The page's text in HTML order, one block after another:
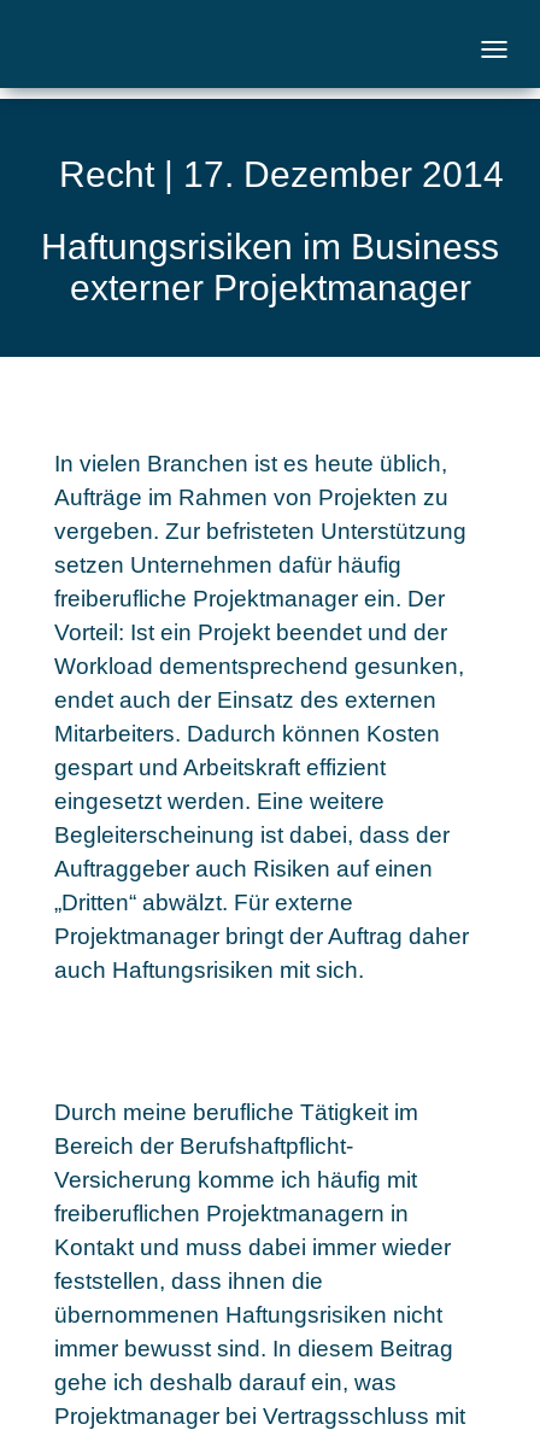
Recht | 17. Dezember 2014
Haftungsrisiken im Business
externer Projektmanager
In vielen Branchen ist es heute üblich,
Aufträge im Rahmen von Projekten zu
vergeben. Zur befristeten Unterstützung
setzen Unternehmen dafür häufig
freiberufliche Projektmanager ein. Der
Vorteil: Ist ein Projekt beendet und der
Workload dementsprechend gesunken,
endet auch der Einsatz des externen
Mitarbeiters. Dadurch können Kosten
gespart und Arbeitskraft effizient
eingesetzt werden. Eine weitere
Begleiterscheinung ist dabei, dass der
Auftraggeber auch Risiken auf einen
„Dritten“ abwälzt. Für externe
Projektmanager bringt der Auftrag daher
auch Haftungsrisiken mit sich.
Durch meine berufliche Tätigkeit im
Bereich der Berufshaftpflicht-
Versicherung komme ich häufig mit
freiberuflichen Projektmanagern in
Kontakt und muss dabei immer wieder
feststellen, dass ihnen die
übernommenen Haftungsrisiken nicht
immer bewusst sind. In diesem Beitrag
gehe ich deshalb darauf ein, was
Projektmanager bei Vertragsschluss mit